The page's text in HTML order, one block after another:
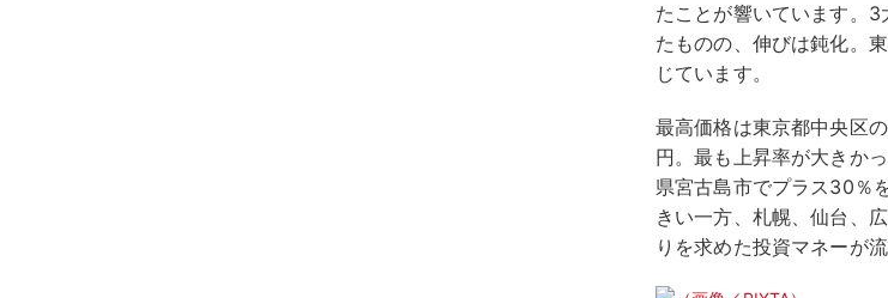
たことが響いています。
たものの、伸びは鈍化。
じています。
最高価格は東京都中央区
円。最も上昇率が大きか
県宮古島市でプラス30％
きい一方、札幌、仙台、
りを求めた投資マネーが